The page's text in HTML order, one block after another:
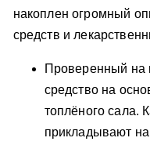
накоплен огромный
средств и
Проверенный на
средство на
топлёного сала.
прикладывают